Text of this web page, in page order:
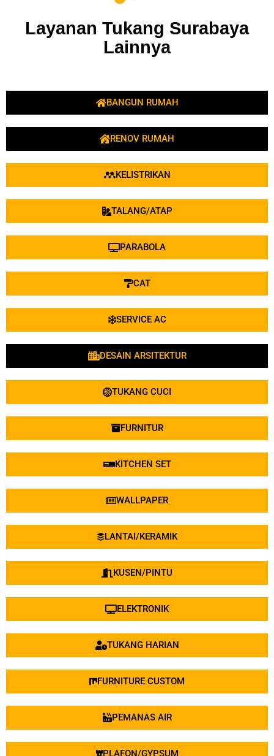
Layanan Tukang Surabaya
Lainnya
BANGUN RUMAH
RENOV RUMAH
KELISTRIKAN
TALANG/ATAP
PARABOLA
CAT
SERVICE AC
DESAIN ARSITEKTUR
TUKANG CUCI
FURNITUR
KITCHEN SET
WALLPAPER
LANTAI/KERAMIK
KUSEN/PINTU
ELEKTRONIK
TUKANG HARIAN
FURNITURE CUSTOM
PEMANAS AIR
PLAFON/GYPSUM